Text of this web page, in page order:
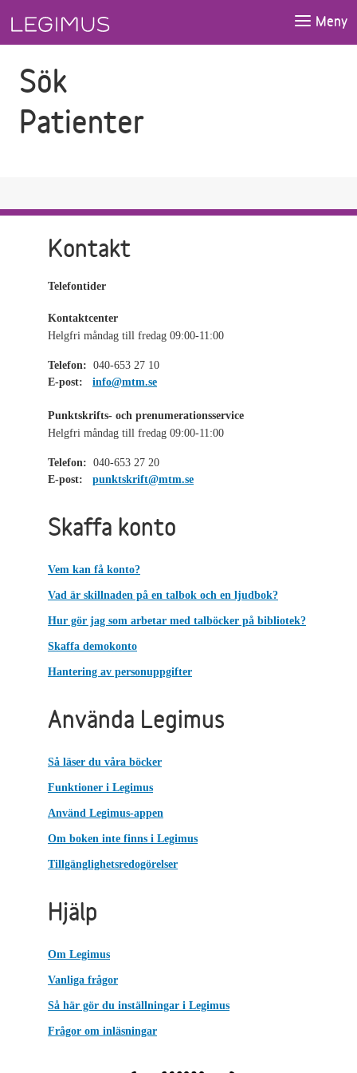
Meny
Sök
Patienter
Kontakt
Telefontider
Kontaktcenter
Helgfri måndag till fredag 09:00-11:00
Telefon: 040-653 27 10
E-post:
info@mtm.se
Punktskrifts- och prenumerationsservice
Helgfri måndag till fredag 09:00-11:00
Telefon: 040-653 27 20
E-post:
punktskrift@mtm.se
Skaffa konto
Vem kan få konto?
Vad är skillnaden på en talbok och en ljudbok?
Hur gör jag som arbetar med talböcker på bibliotek?
Skaffa demokonto
Hantering av personuppgifter
Använda Legimus
Så läser du våra böcker
Funktioner i Legimus
Använd Legimus-appen
Om boken inte finns i Legimus
Tillgänglighetsredogörelser
Hjälp
Om Legimus
Vanliga frågor
Så här gör du inställningar i Legimus
Frågor om inläsningar